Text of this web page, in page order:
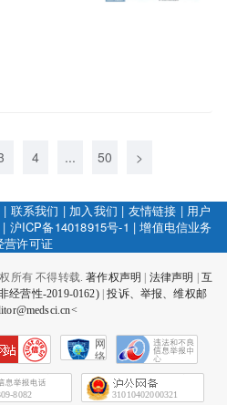
4 ... 50 >
| 联系我们 | 加入我们 | 友情链接 | 用户
| 沪ICP备14018915号-1 |增值电信业务
营许可证
权所有 不得转载.著作权声明 法律声明
互
经营性-2019-0162)|投诉、举报、维权邮
网
络
会
征
8082 31010402000321